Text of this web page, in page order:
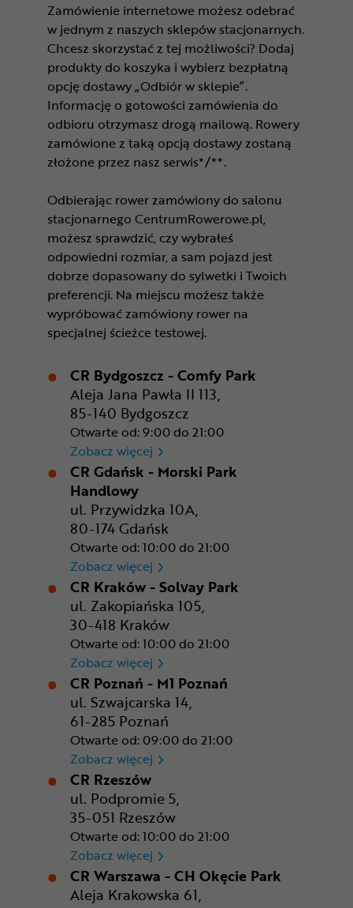
Zamówienie internetowe możesz odebrać
w jednym z naszych sklepów stacjonarnych.
Chcesz skorzystać z tej możliwości? Dodaj
produkty do koszyka i wybierz bezpłatną
opcję dostawy „Odbiór w sklepie”.
Informację o gotowości zamówienia do
odbioru otrzymasz drogą mailową. Rowery
zamówione z taką opcją dostawy zostaną
złożone przez nasz serwis*/**.
Odbierając rower zamówiony do salonu
stacjonarnego CentrumRowerowe.pl,
możesz sprawdzić, czy wybrałeś
odpowiedni rozmiar, a sam pojazd jest
dobrze dopasowany do sylwetki i Twoich
preferencji. Na miejscu możesz także
wypróbować zamówiony rower na
specjalnej ścieżce testowej.
CR Bydgoszcz - Comfy Park
Aleja Jana Pawła II 113,
85-140 Bydgoszcz
Otwarte od: 9:00 do 21:00
Zobacz więcej CR Bydgoszcz - Comfy Park
CR Gdańsk - Morski Park
Handlowy
ul. Przywidzka 10A,
80-174 Gdańsk
Otwarte od: 10:00 do 21:00
Zobacz więcej CR Gdańsk - Morski Park
CR Kraków - Solvay Park
ul. Zakopiańska 105,
30-418 Kraków
Otwarte od: 10:00 do 21:00
Zobacz więcej CR Kraków - Solvay Park
CR Poznań - M1 Poznań
ul. Szwajcarska 14,
61-285 Poznań
Otwarte od: 09:00 do 21:00
Zobacz więcej CR Poznań - M1 Poznań
CR Rzeszów
ul. Podpromie 5,
35-051 Rzeszów
Otwarte od: 10:00 do 21:00
Zobacz więcej CR Rzeszów
CR Warszawa - CH Okęcie Park
Aleja Krakowska 61,